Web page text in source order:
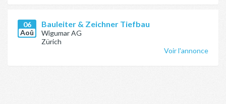
06
Aoû
Bauleiter & Zeichner Tiefbau
Wigumar AG
Zürich
Voir l'annonce